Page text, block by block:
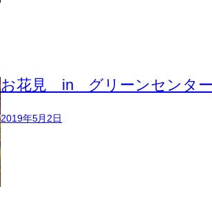
お花見 in グリーンセンター
2019年5月2日